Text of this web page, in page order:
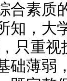
合素质
知，大
只重
础薄弱